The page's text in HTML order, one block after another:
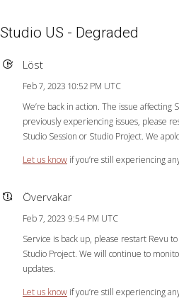
Studio US - Degraded
Löst
Feb 7, 2023 10:52 PM UTC
We’re back in action. The issue affecting
previously experiencing issues, please
Studio Session or Studio Project. We
Let us know if you’re still experiencing
Övervakar
Feb 7, 2023 9:54 PM UTC
Service is back up, please restart Revu
Studio Project. We will continue to
updates.
Let us know if you’re still experiencing